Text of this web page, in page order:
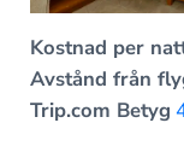
Kostnad per
Avstånd från
Trip.com Betyg